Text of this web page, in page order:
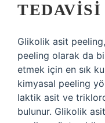
TEDAVISI
Glikolik asit
peeling olarak da
etmek için en sık
kimyasal peeling
laktik asit ve
bulunur. Glikolik